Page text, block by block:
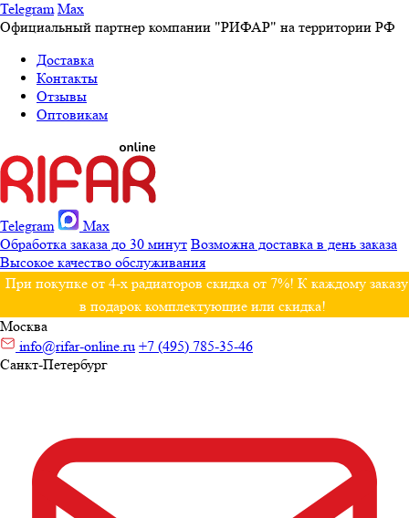
Telegram Max
Официальный партнер компании "РИФАР" на территории РФ
Доставка
Контакты
Отзывы
Оптовикам
Telegram
Max
Обработка заказа до 30 минут Возможна доставка в день заказа
Высокое качество обслуживания
При покупке от 4-х радиаторов скидка от 7%! К каждому заказу
в подарок комплектующие или скидка!
Москва
info@rifar-online.ru +7 (495) 785-35-46
Санкт-Петербург